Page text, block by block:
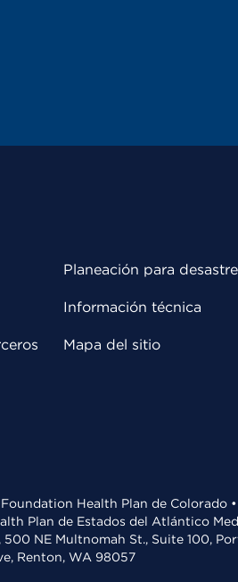
Planeación para
Información técnica
Mapa del sitio
Health Plan de Colorado
Plan de Estados del Atlántico
NE Multnomah St., Suite 100,
Renton, WA 98057